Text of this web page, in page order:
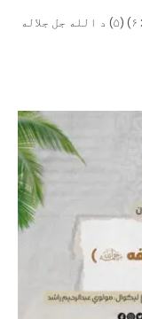
ليکوال: میا نور آغا ابراهيمي ملت (برخه: ۶) (۵) د الله جل جلاله